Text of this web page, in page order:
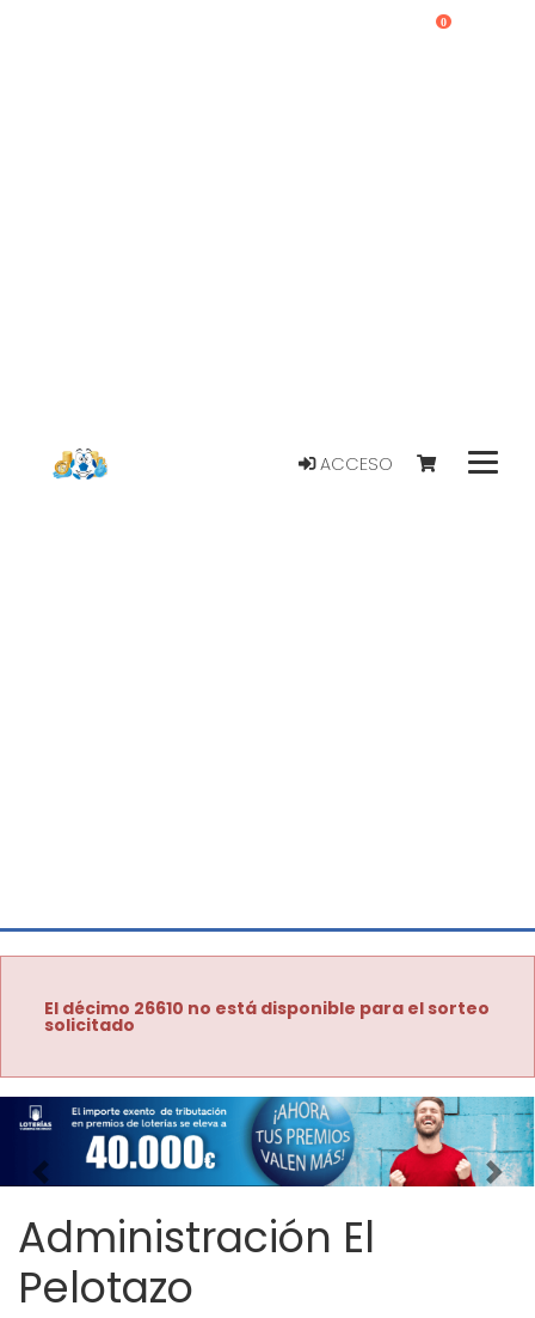
ACCESO
0
El décimo 26610 no está disponible para el sorteo
solicitado
Imagen anterior
Administración El
Pelotazo